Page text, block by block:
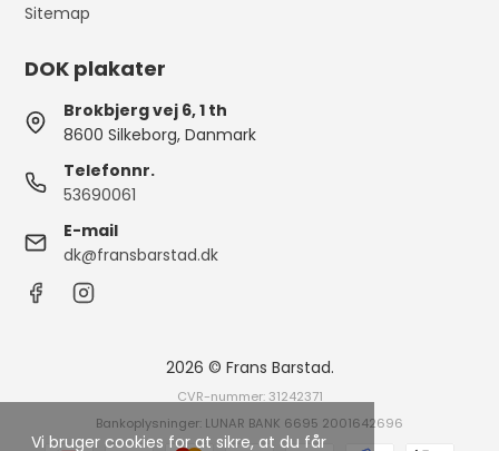
Vi bruger cookies for at sikre, at du får
Sitemap
DOK plakater
Brokbjerg vej 6, 1 th
8600 Silkeborg, Danmark
Telefonnr.
53690061
E-mail
dk@fransbarstad.dk
2026 © Frans Barstad.
CVR-nummer: 31242371
Bankoplysninger: LUNAR BANK 6695 2001642696